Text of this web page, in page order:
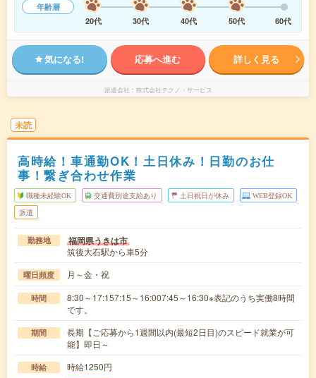
年齢層
20代
30代 40代 50代 60代
気になる! 応募へ進む 詳しく見る
派遣会社 株式会社テクノ・サービス
未読
高時給！車通勤OK！土日休み！日勤のお仕
事！繋ぎ合わせ作業
職種未経験OK 交通費別途支給あり 土日祝日が休み WEB登録OK
派遣
勤務地 福岡県うきは市
筑後大石駅から車5分
曜日頻度 月～金・祝
時間
8:30～17:157:15～16:007:45～16:30※表記のうち実働8時間
です。
期間
長期【ご応募から1週間以内(最短2日目)のスピード就業が可
能】即日～
時給 時給1250円